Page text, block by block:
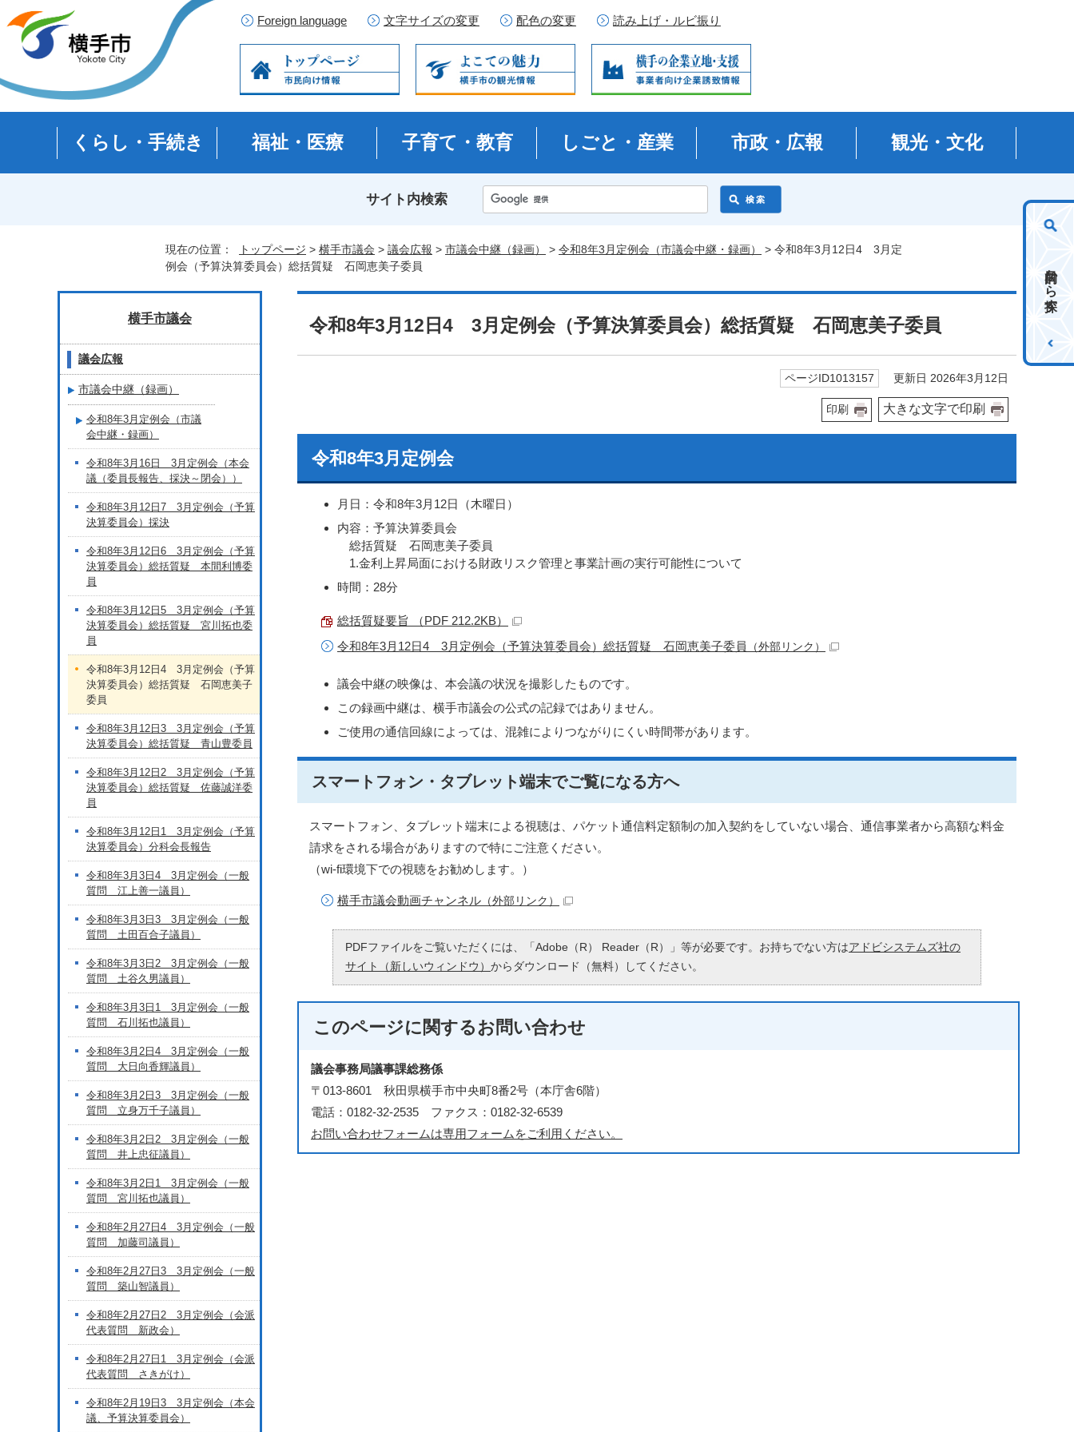
Foreign language 文字サイズの変更 配色の変更 読み上げ・ルビ振り
くらし・手続き 福祉・医療 子育て・教育 しごと・産業 市政・広報 観光・文化
サイト内検索
目的から探す
現在の位置： トップページ > 横手市議会 > 議会広報 > 市議会中継（録画） > 令和8年3月定例会（市議会中継・録画）
> 令和8年3月12日4 3月定
例会（予算決算委員会）総括質疑 石岡恵美子委員
令和8年3月12日4 3月定例会（予算決算委員会）総括質疑 石岡恵美子委員
ページID1013157 更新日 2026年3月12日
印刷 大きな文字で印刷
令和8年3月定例会
月日：令和8年3月12日（木曜日）
内容：予算決算委員会
総括質疑 石岡恵美子委員
1.金利上昇局面における財政リスク管理と事業計画の実行可能性について
時間：28分
総括質疑要旨 （PDF 212.2KB）
令和8年3月12日4 3月定例会（予算決算委員会）総括質疑 石岡恵美子委員
（外部リンク）
議会中継の映像は、本会議の状況を撮影したものです。
この録画中継は、横手市議会の公式の記録ではありません。
ご使用の通信回線によっては、混雑によりつながりにくい時間帯があります。
スマートフォン・タブレット端末でご覧になる方へ
スマートフォン、タブレット端末による視聴は、パケット通信料定額制の加入契約をしていない場合、通信事業者から高額な料金
請求をされる場合がありますので特にご注意ください。
（wi-fi環境下での視聴をお勧めします。）
横手市議会動画チャンネル （外部リンク）
PDFファイルをご覧いただくには、「Adobe（R） Reader（R）」等が必要です。お持ちでない方はアドビシステムズ社の
サイト（新しいウィンドウ） からダウンロード（無料）してください。
このページに関するお問い合わせ
議会事務局議事課総務係
〒013-8601 秋田県横手市中央町8番2号（本庁舎6階）
電話：0182-32-2535 ファクス：0182-32-6539
お問い合わせフォームは専用フォームをご利用ください。
横手市議会
議会広報
市議会中継（録画）
令和8年3月定例会（市議
会中継・録画）
令和8年3月16日 3月定例会（本会
議（委員長報告、採決～閉会））
令和8年3月12日7 3月定例会（予算
決算委員会）採決
令和8年3月12日6 3月定例会（予算
決算委員会）総括質疑 本間利博委
員
令和8年3月12日5 3月定例会（予算
決算委員会）総括質疑 宮川拓也委
員
令和8年3月12日4 3月定例会（予算
決算委員会）総括質疑 石岡恵美子
委員
令和8年3月12日3 3月定例会（予算
決算委員会）総括質疑 青山豊委員
令和8年3月12日2 3月定例会（予算
決算委員会）総括質疑 佐藤誠洋委
員
令和8年3月12日1 3月定例会（予算
決算委員会）分科会長報告
令和8年3月3日4 3月定例会（一般
質問 江上善一議員）
令和8年3月3日3 3月定例会（一般
質問 土田百合子議員）
令和8年3月3日2 3月定例会（一般
質問 土谷久男議員）
令和8年3月3日1 3月定例会（一般
質問 石川拓也議員）
令和8年3月2日4 3月定例会（一般
質問 大日向香輝議員）
令和8年3月2日3 3月定例会（一般
質問 立身万千子議員）
令和8年3月2日2 3月定例会（一般
質問 井上忠征議員）
令和8年3月2日1 3月定例会（一般
質問 宮川拓也議員）
令和8年2月27日4 3月定例会（一般
質問 加藤司議員）
令和8年2月27日3 3月定例会（一般
質問 築山智議員）
令和8年2月27日2 3月定例会（会派
代表質問 新政会）
令和8年2月27日1 3月定例会（会派
代表質問 さきがけ）
令和8年2月19日3 3月定例会（本会
議、予算決算委員会）